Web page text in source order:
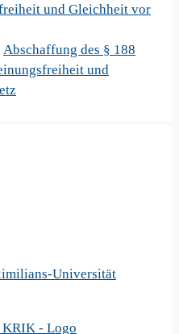
und Gleichheit vor
Abschaffung des § 188
und